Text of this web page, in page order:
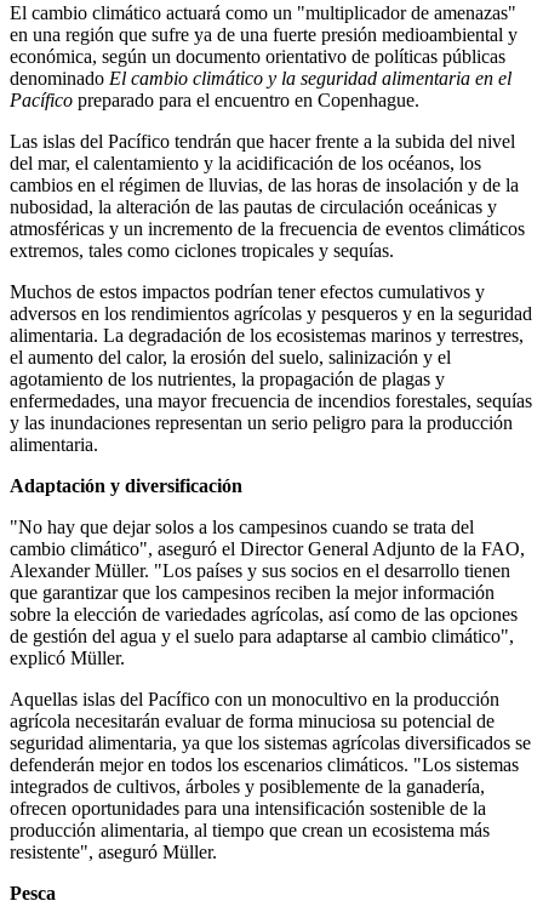
El cambio climático actuará como un "multiplicador de amenazas"
en una región que sufre ya de una fuerte presión medioambiental y
económica, según un documento orientativo de políticas públicas
denominado El cambio climático y la seguridad alimentaria en el
Pacífico preparado para el encuentro en Copenhague.
Las islas del Pacífico tendrán que hacer frente a la subida del nivel
del mar, el calentamiento y la acidificación de los océanos, los
cambios en el régimen de lluvias, de las horas de insolación y de la
nubosidad, la alteración de las pautas de circulación oceánicas y
atmosféricas y un incremento de la frecuencia de eventos climáticos
extremos, tales como ciclones tropicales y sequías.
Muchos de estos impactos podrían tener efectos cumulativos y
adversos en los rendimientos agrícolas y pesqueros y en la seguridad
alimentaria. La degradación de los ecosistemas marinos y terrestres,
el aumento del calor, la erosión del suelo, salinización y el
agotamiento de los nutrientes, la propagación de plagas y
enfermedades, una mayor frecuencia de incendios forestales, sequías
y las inundaciones representan un serio peligro para la producción
alimentaria.
Adaptación y diversificación
"No hay que dejar solos a los campesinos cuando se trata del
cambio climático", aseguró el Director General Adjunto de la FAO,
Alexander Müller. "Los países y sus socios en el desarrollo tienen
que garantizar que los campesinos reciben la mejor información
sobre la elección de variedades agrícolas, así como de las opciones
de gestión del agua y el suelo para adaptarse al cambio climático",
explicó Müller.
Aquellas islas del Pacífico con un monocultivo en la producción
agrícola necesitarán evaluar de forma minuciosa su potencial de
seguridad alimentaria, ya que los sistemas agrícolas diversificados se
defenderán mejor en todos los escenarios climáticos. "Los sistemas
integrados de cultivos, árboles y posiblemente de la ganadería,
ofrecen oportunidades para una intensificación sostenible de la
producción alimentaria, al tiempo que crean un ecosistema más
resistente", aseguró Müller.
Pesca